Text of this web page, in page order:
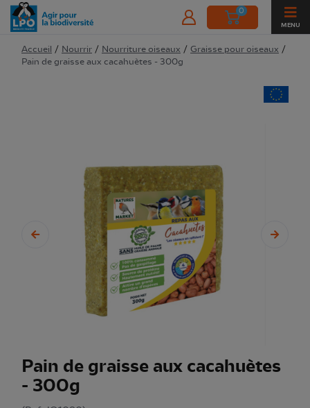
0
MENU
Accueil / Nourrir / Nourriture oiseaux / Graisse pour oiseaux /
Pain de graisse aux cacahuètes - 300g
Pain de graisse aux cacahuètes
- 300g